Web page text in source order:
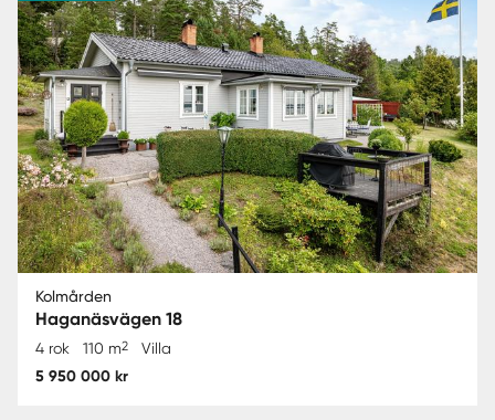
Kolmården
Haganäsvägen 18
4 rok 110 m2 Villa
5 950 000 kr